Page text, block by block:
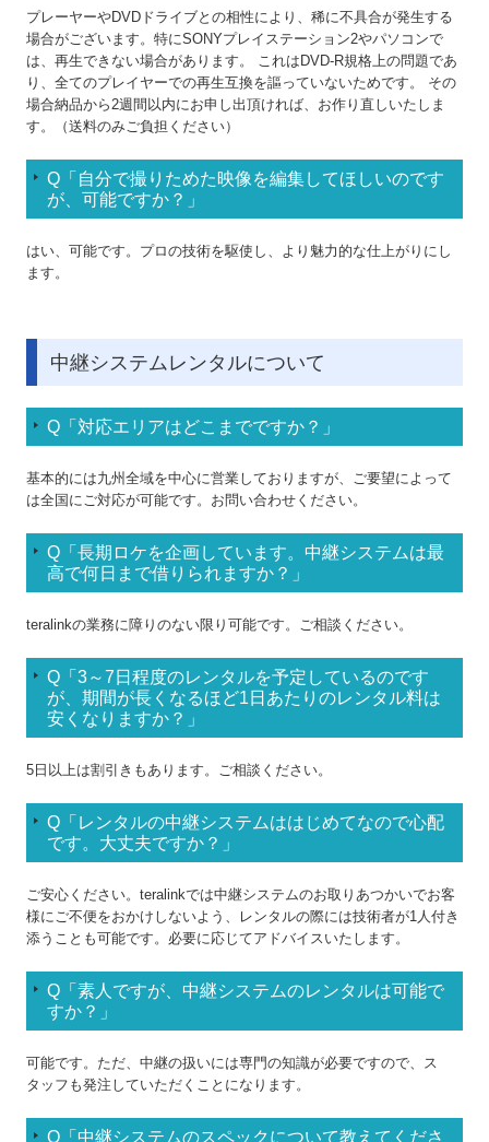
ブライダル撮影
PA音響
その他のメニュー
よくある質問
DVDの豆知識
印刷テンプレート
プレーヤーやDVDドライブとの相性により、稀に不具合が発生する
場合がございます。特にSONYプレイステーション2やパソコンで
は、再生できない場合があります。 これはDVD-R規格上の問題であ
り、全てのプレイヤーでの再生互換を謳っていないためです。 その
場合納品から2週間以内にお申し出頂ければ、お作り直しいたしま
す。（送料のみご負担ください）
Q「自分で撮りためた映像を編集してほしいのです
が、可能ですか？」
はい、可能です。プロの技術を駆使し、より魅力的な仕上がりにし
ます。
中継システムレンタルについて
Q「対応エリアはどこまでですか？」
基本的には九州全域を中心に営業しておりますが、ご要望によって
は全国にご対応が可能です。お問い合わせください。
Q「長期ロケを企画しています。中継システムは最
高で何日まで借りられますか？」
teralinkの業務に障りのない限り可能です。ご相談ください。
Q「3～7日程度のレンタルを予定しているのです
が、期間が長くなるほど1日あたりのレンタル料は
安くなりますか？」
5日以上は割引きもあります。ご相談ください。
Q「レンタルの中継システムははじめてなので心配
です。大丈夫ですか？ 」
ご安心ください。teralinkでは中継システムのお取りあつかいでお客
様にご不便をおかけしないよう、レンタルの際には技術者が1人付き
添うことも可能です。必要に応じてアドバイスいたします。
Q「素人ですが、中継システムのレンタルは可能で
すか？ 」
可能です。ただ、中継の扱いには専門の知識が必要ですので、ス
タッフも発注していただくことになります。
Q「中継システムのスペックについて教えてくださ